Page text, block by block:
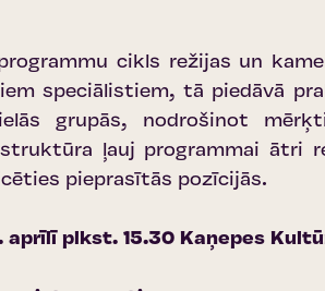
cikls režijas un
speciālistiem, tā piedāvā
grupās, nodrošinot
ļauj programmai ātri
pieprasītās pozīcijās.
aprīlī plkst. 15.30 Kaņepes